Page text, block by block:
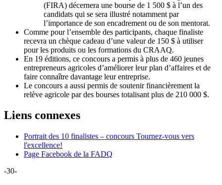
(FIRA) décernera une bourse de 1 500 $ à l’un des
candidats qui se sera illustré notamment par
l’importance de son encadrement ou de son mentorat.
Comme pour l’ensemble des participants, chaque finaliste
recevra un chèque cadeau d’une valeur de 150 $ à utiliser
pour les produits ou les formations du CRAAQ.
En 19 éditions, ce concours a permis à plus de 460 jeunes
entrepreneurs agricoles d’améliorer leur plan d’affaires et de
faire connaître davantage leur entreprise.
Le concours a aussi permis de soutenir financièrement la
relève agricole par des bourses totalisant plus de 210 000 $.
Liens connexes
Portrait des 10 finalistes – concours Tournez-vous vers
l'excellence!
Page Facebook de la FADQ
-30-